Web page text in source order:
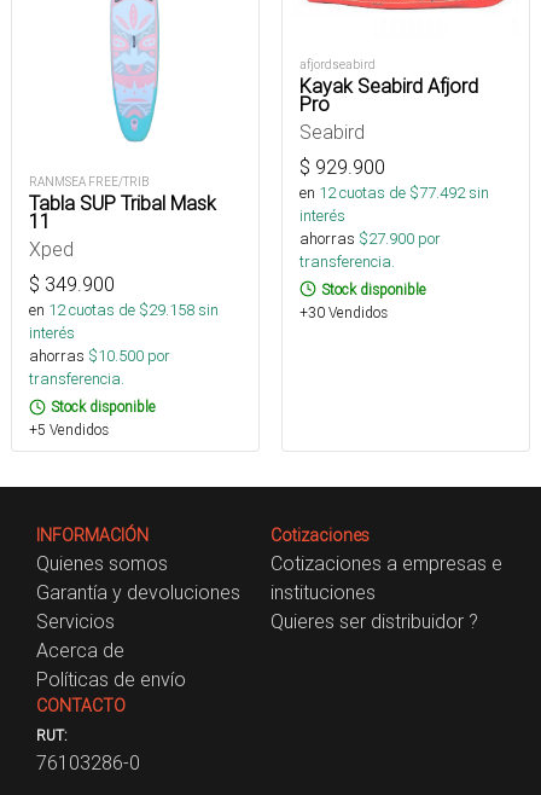
RANMSEA FREE/TRIB
Tabla SUP Tribal Mask
11
Xped
$ 349.900
en 12cuotas de $29.158sin
interés
ahorras $10.500 por
transferencia.
Stock disponible
+5 Vendidos
afjordseabird
Kayak Seabird Afjord
Pro
Seabird
$ 929.900
en 12cuotas de $77.492sin
interés
ahorras $27.900 por
transferencia.
Stock disponible
+30 Vendidos
INFORMACIÓN
Quienes somos
Garantía y devoluciones
Servicios
Acerca de
Políticas de envío
Cotizaciones
Cotizaciones a empresas e
instituciones
Quieres ser distribuidor ?
CONTACTO
RUT:
76103286-0